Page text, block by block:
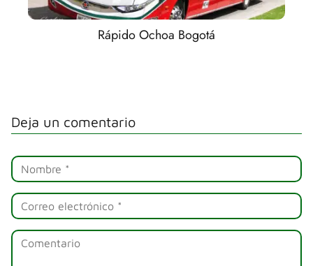
Rápido Ochoa Bogotá
Deja un comentario